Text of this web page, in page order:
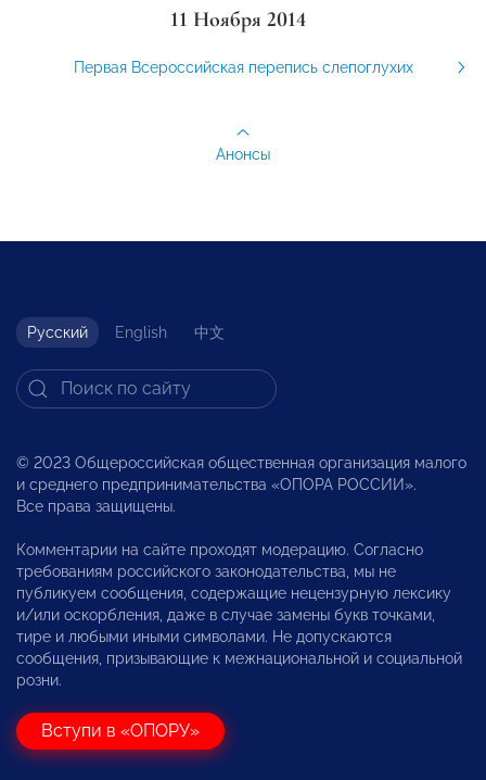
11 Ноября 2014
Первая Всероссийская перепись слепоглухих
Анонсы
Русский English 中文
© 2023 Общероссийская общественная организация малого
и среднего предпринимательства «ОПОРА РОССИИ».
Все права защищены.
Комментарии на сайте проходят модерацию. Согласно
требованиям российского законодательства, мы не
публикуем сообщения, содержащие нецензурную лексику
и/или оскорбления, даже в случае замены букв точками,
тире и любыми иными символами. Не допускаются
сообщения, призывающие к межнациональной и социальной
розни.
Вступи в «ОПОРУ»